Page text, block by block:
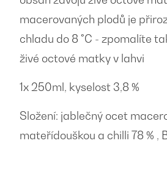
macerovaných plodů je
chladu do 8 °C - zpomalíte
živé octové matky v lahvi
1x 250ml, kyselost 3,8 %
Složení: jablečný ocet
mateřídouškou a chilli 78 % ,